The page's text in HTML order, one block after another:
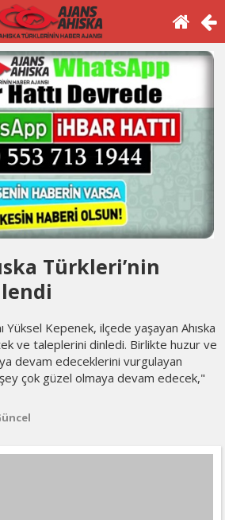
Türkleri’nin
Yüksel Kepenek, ilçede yaşayan Ahıska
ve taleplerini dinledi. Birlikte huzur ve
devam edeceklerini vurgulayan
çok güzel olmaya devam edecek,"